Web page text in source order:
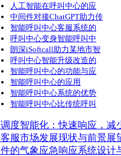
人工智能在呼叫中心的应
中间件对接ChatGPT助力传
智能呼叫中心客服系统的
呼叫中心变身智能呼叫中
朗深iSoftcall助力某地市智
呼叫中心智能升级改造的
智能呼叫中心的功能与应
智能呼叫中心的应用
智能呼叫中心系统的优势
智能呼叫中心比传统呼叫
度智能化：快速响应，减
服市场发展现状与前景展
的气象应急响应系统设计